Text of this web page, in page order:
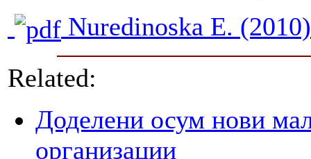
Nuredinoska E.
Related:
Доделени осум нови
организации